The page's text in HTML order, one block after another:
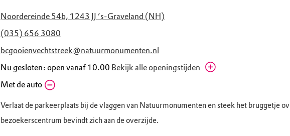
Noordereinde 54b, 1243 JJ ’s-Graveland (NH)
(035) 656 3080
bcgooienvechtstreek@natuurmonumenten.nl
Nu gesloten: open vanaf 10.00 Bekijk alle openingstijden
Zaterdag
Met de auto
Verlaat de parkeerplaats bij de vlaggen van Natuurmonumenten en steek het bruggetje
bezoekerscentrum bevindt zich aan de overzijde.